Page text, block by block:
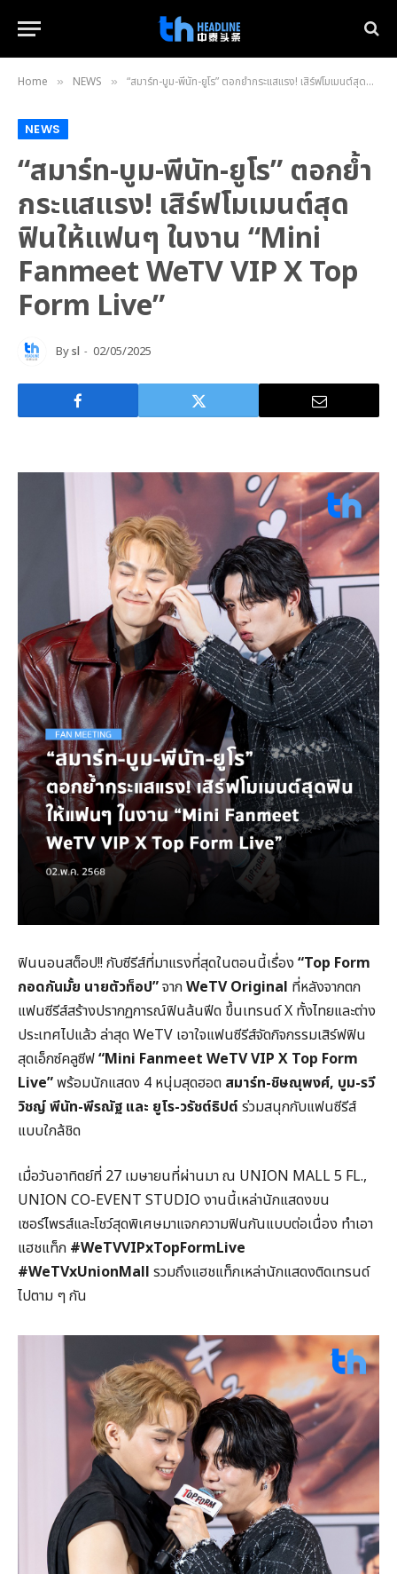
Home » NEWS » “สมาร์ท-บูม-พีนัท-ยูโร” ตอกย้ำกระแสแรง! เสิร์ฟโมเมนต์สุดฟินให้แฟนๆ ในงาน “Mini Fanmeet WeTV VIP X Top Form Live”
NEWS
“สมาร์ท-บูม-พีนัท-ยูโร” ตอกย้ำ
กระแสแรง! เสิร์ฟโมเมนต์สุด
ฟินให้แฟนๆ ในงาน “Mini
Fanmeet WeTV VIP X Top
Form Live”
Bysl 02/05/2025
ฟินนอนสต็อป!! กับซีรีส์ที่มาแรงที่สุดในตอนนี้เรื่อง “Top Form
กอดกันมั้ย นายตัวท็อป”จากWeTV Original ที่หลังจากตก
แฟนซีรีส์สร้างปรากฏการณ์ฟินล้นฟีด ขึ้นเทรนด์ X ทั้งไทยและต่าง
ประเทศไปแล้ว ล่าสุด WeTV เอาใจแฟนซีรีส์จัดกิจกรรมเสิร์ฟฟิน
สุดเอ็กซ์คลูซีฟ“Mini Fanmeet WeTV VIP X Top Form
Live”พร้อมนักแสดง 4 หนุ่มสุดฮอต สมาร์ท-ชิษณุพงศ์, บูม-รวี
วิชญ์ พีนัท-พีรณัฐ และ ยูโร-วรัชต์ธิปต์ ร่วมสนุกกับแฟนซีรีส์
แบบใกล้ชิด
เมื่อวันอาทิตย์ที่ 27 เมษายนที่ผ่านมา ณ UNION MALL 5 FL.,
UNION CO-EVENT STUDIO งานนี้เหล่านักแสดงขน
เซอร์ไพรส์และโชว์สุดพิเศษมาแจกความฟินกันแบบต่อเนื่อง ทำเอา
แฮชแท็ก #WeTVVIPxTopFormLive
#WeTVxUnionMall รวมถึงแฮชแท็กเหล่านักแสดงติดเทรนด์
ไปตาม ๆ กัน